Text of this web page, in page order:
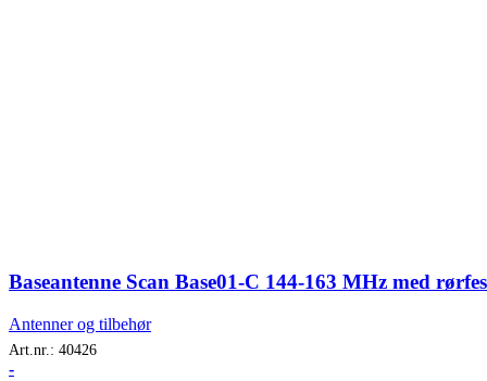
Baseantenne Scan Base01-C 144-163 MHz med
Antenner og tilbehør
Art.nr.: 40426
-